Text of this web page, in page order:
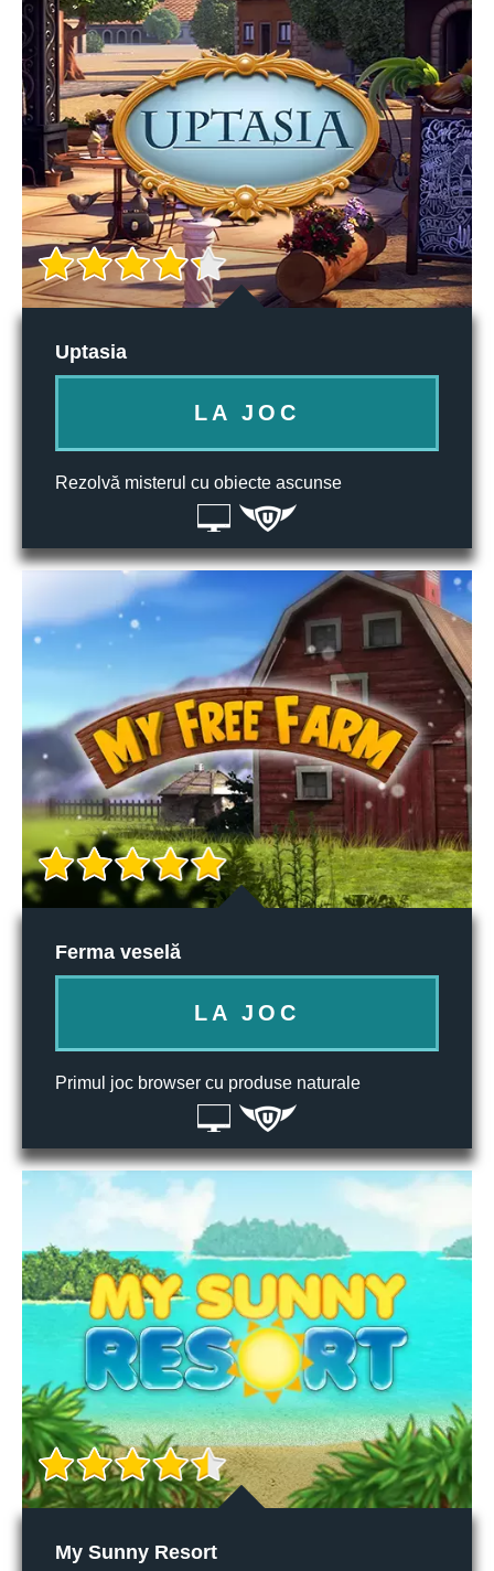
Uptasia
LA JOC
Rezolvă misterul cu obiecte ascunse
Ferma veselă
LA JOC
Primul joc browser cu produse naturale
My Sunny Resort